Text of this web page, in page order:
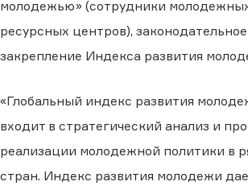
молодежью» (сотрудники
ресурсных центров), законодательное
закрепление Индекса развития
«Глобальный индекс развития
входит в стратегический анализ и
реализации молодежной политики в
стран. Индекс развития молодежи